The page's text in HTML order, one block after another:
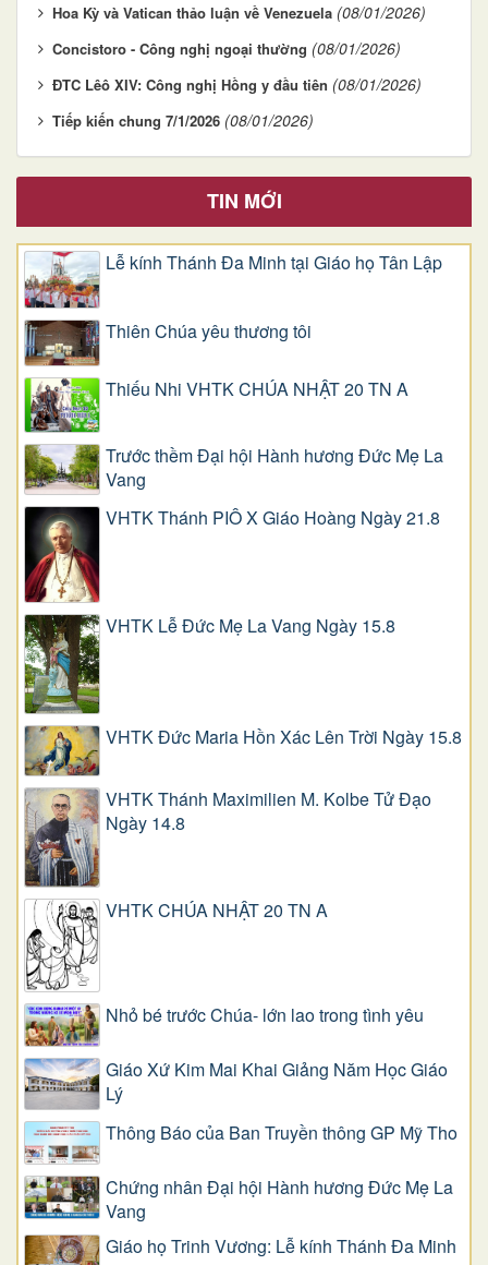
Hoa Kỳ và Vatican thảo luận về Venezuela (08/01/2026)
Concistoro - Công nghị ngoại thường (08/01/2026)
ĐTC Lêô XIV: Công nghị Hồng y đầu tiên (08/01/2026)
Tiếp kiến chung 7/1/2026 (08/01/2026)
TIN MỚI
Lễ kính Thánh Đa Minh tại Giáo họ Tân Lập
Thiên Chúa yêu thương tôi
Thiếu Nhi VHTK CHÚA NHẬT 20 TN A
Trước thềm Đại hội Hành hương Đức Mẹ La
Vang
VHTK Thánh PIÔ X Giáo Hoàng Ngày 21.8
VHTK Lễ Đức Mẹ La Vang Ngày 15.8
VHTK Đức Maria Hồn Xác Lên Trời Ngày 15.8
VHTK Thánh Maximilien M. Kolbe Tử Đạo
Ngày 14.8
VHTK CHÚA NHẬT 20 TN A
Nhỏ bé trước Chúa- lớn lao trong tình yêu
Giáo Xứ Kim Mai Khai Giảng Năm Học Giáo
Lý
Thông Báo của Ban Truyền thông GP Mỹ Tho
Chứng nhân Đại hội Hành hương Đức Mẹ La
Vang
Giáo họ Trinh Vương: Lễ kính Thánh Đa Minh